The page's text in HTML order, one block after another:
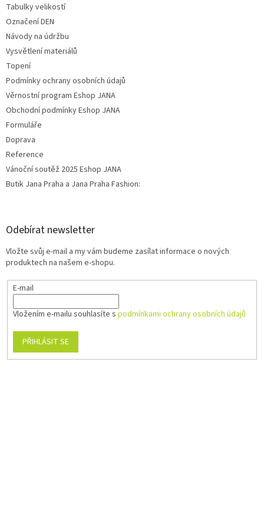
Tabulky velikostí
Označení DEN
Návody na údržbu
Vysvětlení materiálů
Topení
Podmínky ochrany osobních údajů
Věrnostní program Eshop JANA
Obchodní podmínky Eshop JANA
Formuláře
Doprava
Reference
Vánoční soutěž 2025 Eshop JANA
Butik Jana Praha a Jana Praha Fashion:
Odebírat newsletter
Vložte svůj e-mail a my vám budeme zasílat informace o nových
produktech na našem e-shopu.
E-mail
Vložením e-mailu souhlasíte s podmínkami ochrany osobních údajů
PŘIHLÁSIT SE